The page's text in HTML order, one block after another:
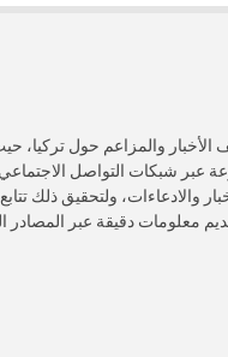
الأخبار والمزاعم حول تركيا،
عبر شبكات التواصل
معلومات دقيقة عبر المصادر